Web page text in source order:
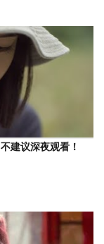
建议深夜观看！